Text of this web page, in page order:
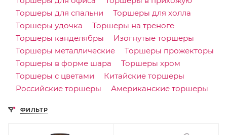
Торшеры для спальни
Торшеры для холла
Торшеры удочка
Торшеры на треноге
Торшеры канделябры
Изогнутые торшеры
Торшеры металлические
Торшеры прожекторы
Торшеры в форме шара
Торшеры хром
Торшеры с цветами
Китайские торшеры
Российские торшеры
Американские торшеры
ФИЛЬТР